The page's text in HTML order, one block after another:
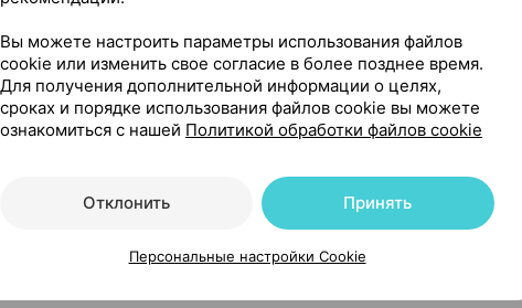
его применяют
Вы можете настроить параметры использования файлов
cookie или изменить свое согласие в более позднее время.
Для получения дополнительной информации о целях,
сроках и порядке использования файлов cookie вы можете
ознакомиться с нашей Политикой обработки файлов cookie
Отклонить Принять
Персональные настройки Cookie